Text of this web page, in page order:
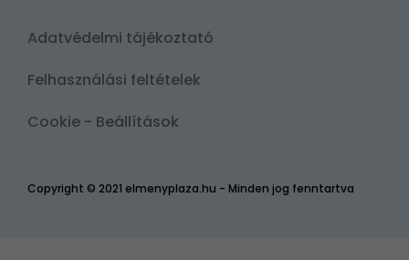
Copyright © 2021 elmenyplaza.hu - Minden jog fenntartva
Adatvédelmi tájékoztató
Felhasználási feltételek
Cookie - Beállítások